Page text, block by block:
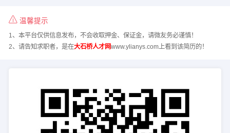
温馨提示
1、本平台仅供信息发布，不会收取押金、保证金，请微友务必谨慎！
2、请告知求职者，是在大石桥人才网www.ylianys.com上看到该简历的！